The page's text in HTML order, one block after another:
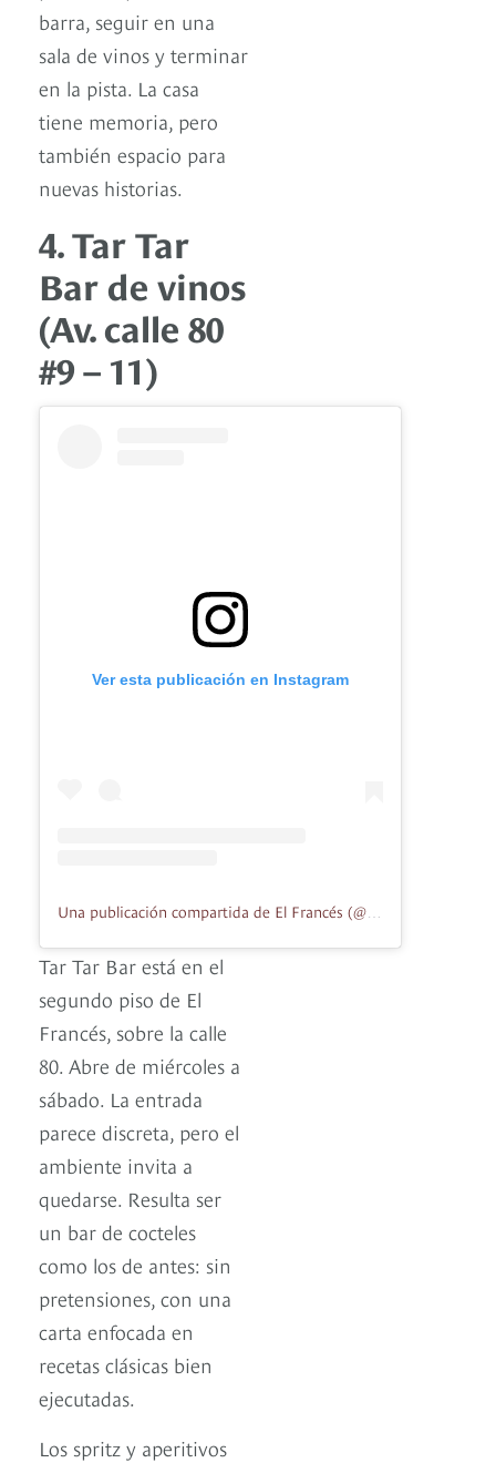
barra, seguir en una
sala de vinos y terminar
en la pista. La casa
tiene memoria, pero
también espacio para
nuevas historias.
4. Tar Tar
Bar de vinos
(Av. calle 80
#9 – 11)
Ver esta publicación en Instagram
Una publicación compartida de El Francés (@elfrances.bistrot)
Tar Tar Bar está en el
segundo piso de El
Francés, sobre la calle
80. Abre de miércoles a
sábado. La entrada
parece discreta, pero el
ambiente invita a
quedarse. Resulta ser
un bar de cocteles
como los de antes: sin
pretensiones, con una
carta enfocada en
recetas clásicas bien
ejecutadas.
Los spritz y aperitivos